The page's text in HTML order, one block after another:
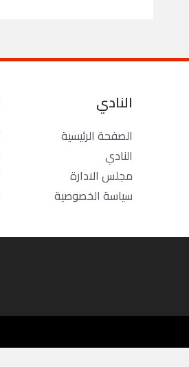
النادي
الصفحة الرئيسية
النادي
مجلس الادارة
سياسة الخصوصية